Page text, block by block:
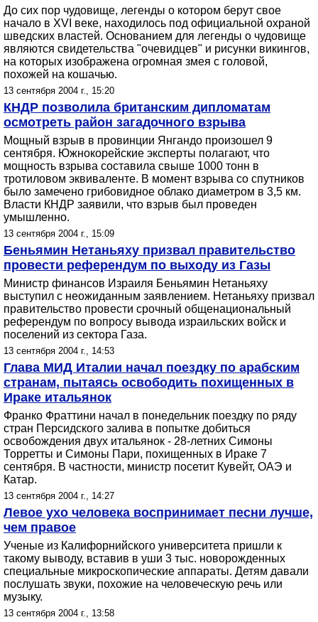
До сих пор чудовище, легенды о котором берут свое
начало в XVI веке, находилось под официальной охраной
шведских властей. Основанием для легенды о чудовище
являются свидетельства "очевидцев" и рисунки викингов,
на которых изображена огромная змея с головой,
похожей на кошачью.
13 сентября 2004 г., 15:20
КНДР позволила британским дипломатам
осмотреть район загадочного взрыва
Мощный взрыв в провинции Янгандо произошел 9
сентября. Южнокорейские эксперты полагают, что
мощность взрыва составила свыше 1000 тонн в
тротиловом эквиваленте. В момент взрыва со спутников
было замечено грибовидное облако диаметром в 3,5 км.
Власти КНДР заявили, что взрыв был проведен
умышленно.
13 сентября 2004 г., 15:09
Беньямин Нетаньяху призвал правительство
провести референдум по выходу из Газы
Министр финансов Израиля Беньямин Нетаньяху
выступил с неожиданным заявлением. Нетаньяху призвал
правительство провести срочный общенациональный
референдум по вопросу вывода израильских войск и
поселений из сектора Газа.
13 сентября 2004 г., 14:53
Глава МИД Италии начал поездку по арабским
странам, пытаясь освободить похищенных в
Ираке итальянок
Франко Фраттини начал в понедельник поездку по ряду
стран Персидского залива в попытке добиться
освобождения двух итальянок - 28-летних Симоны
Торретты и Симоны Пари, похищенных в Ираке 7
сентября. В частности, министр посетит Кувейт, ОАЭ и
Катар.
13 сентября 2004 г., 14:27
Левое ухо человека воспринимает песни лучше,
чем правое
Ученые из Калифорнийского университета пришли к
такому выводу, вставив в уши 3 тыс. новорожденных
специальные микроскопические аппараты. Детям давали
послушать звуки, похожие на человеческую речь или
музыку.
13 сентября 2004 г., 13:58